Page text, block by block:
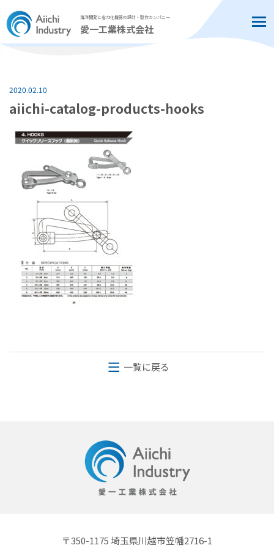
海洋開発と省力化機器の設計・製作カンパニー
愛一工業株式会社
2020.02.10
aiichi-catalog-products-hooks
一覧に戻る
〒350-1175 埼玉県川越市笠幡2716-1